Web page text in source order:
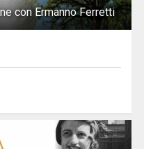
con Ermanno Ferretti